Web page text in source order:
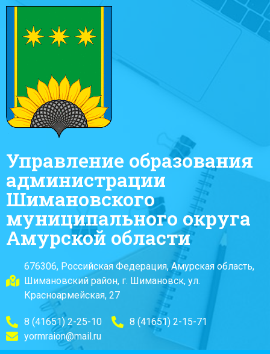
Управление образования
администрации
Шимановского
муниципального округа
Амурской области
676306, Российская Федерация, Амурская область,
Шимановский район, г. Шимановск, ул.
Красноармейская, 27
8 (41651) 2-25-10
8 (41651) 2-15-71
yormraion@mail.ru